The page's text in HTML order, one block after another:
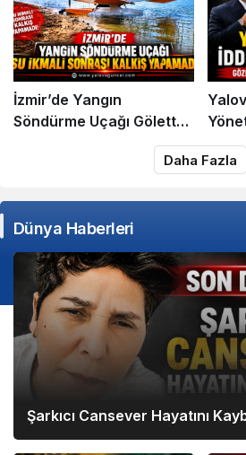
İzmir’de Yangın
Söndürme Uçağı Gölette
Daha Fazla
Dünya Haberleri
Şarkıcı Cansever Hayatını